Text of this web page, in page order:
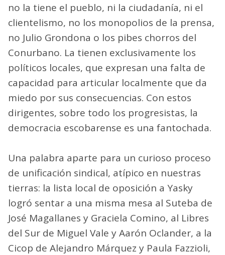
no la tiene el pueblo, ni la ciudadanía, ni el
clientelismo, no los monopolios de la prensa,
no Julio Grondona o los pibes chorros del
Conurbano. La tienen exclusivamente los
políticos locales, que expresan una falta de
capacidad para articular localmente que da
miedo por sus consecuencias. Con estos
dirigentes, sobre todo los progresistas, la
democracia escobarense es una fantochada.
Una palabra aparte para un curioso proceso
de unificación sindical, atípico en nuestras
tierras: la lista local de oposición a Yasky
logró sentar a una misma mesa al Suteba de
José Magallanes y Graciela Comino, al Libres
del Sur de Miguel Vale y Aarón Oclander, a la
Cicop de Alejandro Márquez y Paula Fazzioli,